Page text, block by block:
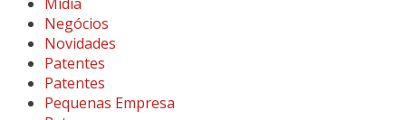
Negócios
Novidades
Patentes
Patentes
Pequenas Empresa